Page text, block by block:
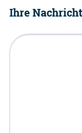
Ihre